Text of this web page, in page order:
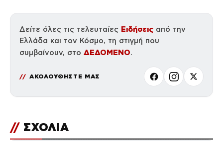
Δείτε όλες τις τελευταίες Ειδήσεις από την
Ελλάδα και τον Κόσμο, τη στιγμή που
συμβαίνουν, στο ΔΕΔΟΜΕΝΟ.
ΑΚΟΛΟΥΘΗΣΤΕ ΜΑΣ
// ΣΧΟΛΙΑ